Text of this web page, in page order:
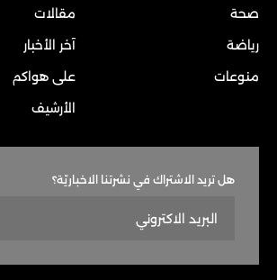
صحة
رياضة
منوعات
مقالات
آخر الأخبار
على هواكم
الأرشيف
هل تريد الاشتراك في نشرتنا الاخباريّة؟